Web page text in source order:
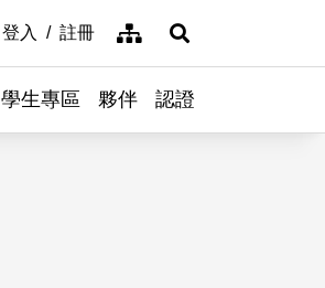
登入 註冊 網站導覽展開搜尋
學生專區 夥伴 認證